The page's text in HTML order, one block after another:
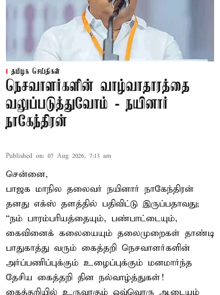
தமிழக செய்திகள்
நெசவாளர்களின் வாழ்வாதாரத்தை
வலுப்படுத்துவோம் - நயினார்
நாகேந்திரன்
Published on: 07 Aug 2026, 7:13 am
சென்னை,
பாஜக மாநில தலைவர் நயினார் நாகேந்திரன்
தனது எக்ஸ் தளத்தில் பதிவிட்டு இருப்பதாவது;
“நம் பாரம்பரியத்தையும், பண்பாட்டையும்,
கைவினைக் கலையையும் தலைமுறைகள் தாண்டி
பாதுகாத்து வரும் கைத்தறி நெசவாளர்களின்
அர்ப்பணிப்புக்கும் உழைப்புக்கும் மனமார்ந்த
தேசிய கைத்தறி தின நல்வாழ்த்துகள்!
கைத்தறியில் உருவாகும் ஒவ்வொரு ஆடையும்